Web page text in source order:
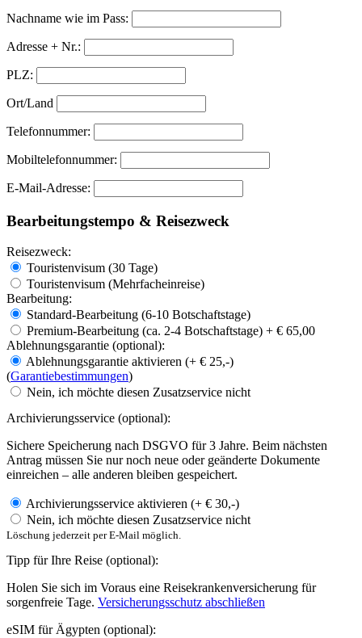
Nachname wie im Pass:
Adresse + Nr.:
PLZ:
Ort/Land
Telefonnummer:
Mobiltelefonnummer:
E-Mail-Adresse:
Bearbeitungstempo & Reisezweck
Reisezweck:
Touristenvisum (30 Tage)
Touristenvisum (Mehrfacheinreise)
Bearbeitung:
Standard-Bearbeitung (6-10 Botschaftstage)
Premium-Bearbeitung (ca. 2-4 Botschaftstage) + € 65,00
Ablehnungsgarantie (optional):
Ablehnungsgarantie aktivieren (+ € 25,-)
(Garantiebestimmungen)
Nein, ich möchte diesen Zusatzservice nicht
Archivierungsservice (optional):
Sichere Speicherung nach DSGVO für 3 Jahre. Beim nächsten
Antrag müssen Sie nur noch neue oder geänderte Dokumente
einreichen – alle anderen bleiben gespeichert.
Archivierungsservice aktivieren (+ € 30,-)
Nein, ich möchte diesen Zusatzservice nicht
Löschung jederzeit per E-Mail möglich.
Tipp für Ihre Reise (optional):
Holen Sie sich im Voraus eine Reisekrankenversicherung für
sorgenfreie Tage. Versicherungsschutz abschließen
eSIM für Ägypten (optional):